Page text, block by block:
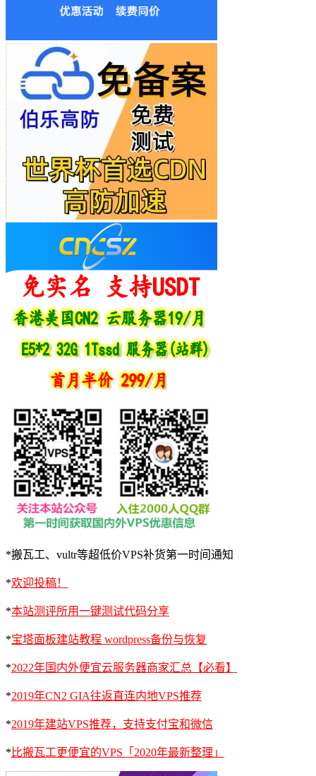
*搬瓦工、vultr等超低价VPS补货第一时间通知
*欢迎投稿！
*本站测评所用一键测试代码分享
*宝塔面板建站教程 wordpress备份与恢复
*2022年国内外便宜云服务器商家汇总【必看】
*2019年CN2 GIA往返直连内地VPS推荐
*2019年建站VPS推荐，支持支付宝和微信
* 比搬瓦工更便宜的VPS「2020年最新整理」